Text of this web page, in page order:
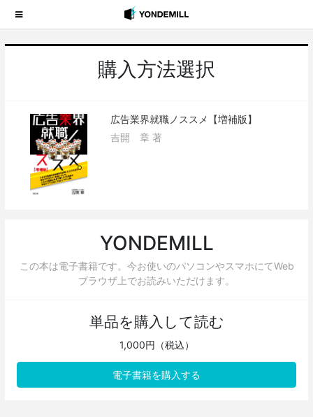
購入方法選択
広告業界就職ノススメ【増補版】
吉開 章 著
YONDEMILL
この本は電子書籍です。今お使いのパソコンやスマホにてWeb
ブラウザ上でお読みいただけます。
単品を購入して読む
1,000円（税込）
電子書籍を購入する